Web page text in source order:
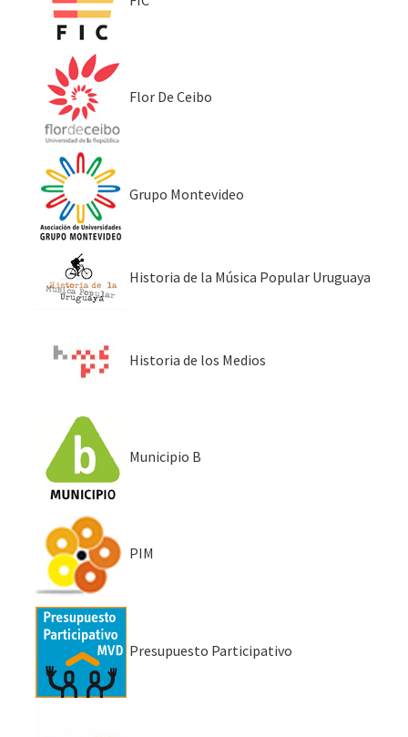
Flor De Ceibo
Grupo Montevideo
Historia de la Música Popular Uruguaya
Historia de los Medios
Municipio B
PIM
Presupuesto Participativo